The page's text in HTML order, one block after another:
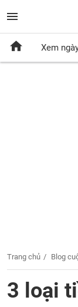
Xem
Trang chủ Blog
3 loại